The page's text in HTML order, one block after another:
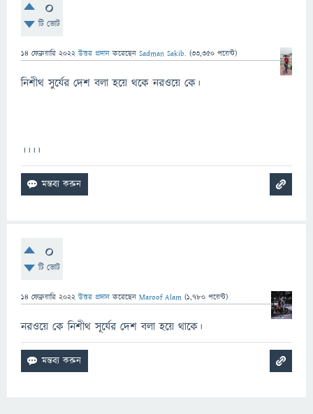
0
টি ভোট
14 ফেব্রুয়ারি 2022 উত্তর প্রদান করেছেন Sadman Sakib. (33,350 পয়েন্ট)
নিশীথ সুর্যের দেশ বলা হয়ে থকে নরওয়ে কে।
।।।।
0
টি ভোট
14 ফেব্রুয়ারি 2022 উত্তর প্রদান করেছেন Maroof Alam (1,780 পয়েন্ট)
নরওয়ে কে নিশীথ সূর্যের দেশ বলা হয়ে থাকে।